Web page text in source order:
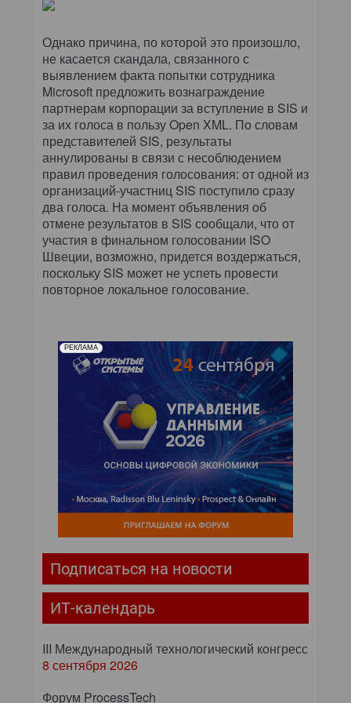
Однако причина, по которой это произошло,
не касается скандала, связанного с
выявлением факта попытки сотрудника
Microsoft предложить вознаграждение
партнерам корпорации за вступление в SIS и
за их голоса в пользу Open XML. По словам
представителей SIS, результаты
аннулированы в связи с несоблюдением
правил проведения голосования: от одной из
организаций-участниц SIS поступило сразу
два голоса. На момент объявления об
отмене результатов в SIS сообщали, что от
участия в финальном голосовании ISO
Швеции, возможно, придется воздержаться,
поскольку SIS может не успеть провести
повторное локальное голосование.
РЕКЛАМА
Подписаться на новости
ИТ-календарь
III Международный технологический конгресс
8 сентября 2026
Форум ProcessTech